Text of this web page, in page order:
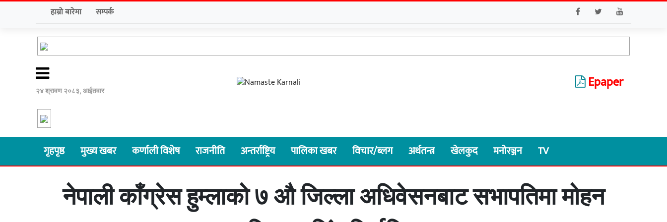
हाम्रो बारेमा सम्पर्क
२४ श्रावण २०८३, आईतवार Epaper
गृहपृष्ठ मुख्य खबर कर्णाली विशेष राजनीति अन्तर्राष्ट्रिय पालिका खबर विचार/ब्लग अर्थतन्त्र खेलकुद मनोरञ्जन TV
नेपाली काँग्रेस हुम्लाको ७ औ जिल्ला अधिवेसनबाट सभापतिमा मोहन